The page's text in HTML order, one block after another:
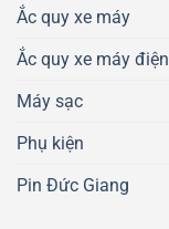
Ắc quy xe máy
Ắc quy xe máy điện
Máy sạc
Phụ kiện
Pin Đức Giang